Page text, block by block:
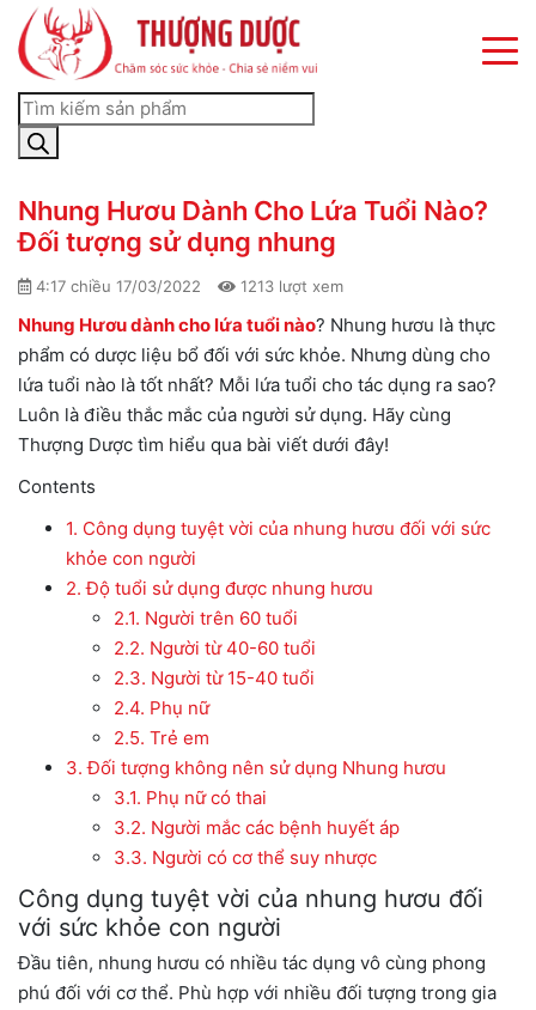
Nhung Hươu Dành Cho Lứa Tuổi Nào?
Đối tượng sử dụng nhung
4:17 chiều 17/03/2022 1213 lượt xem
Nhung Hươu dành cho lứa tuổi nào? Nhung hươu là thực
phẩm có dược liệu bổ đối với sức khỏe. Nhưng dùng cho
lứa tuổi nào là tốt nhất? Mỗi lứa tuổi cho tác dụng ra sao?
Luôn là điều thắc mắc của người sử dụng. Hãy cùng
Thượng Dược tìm hiểu qua bài viết dưới đây!
Contents
1. Công dụng tuyệt vời của nhung hươu đối với sức
khỏe con người
2. Độ tuổi sử dụng được nhung hươu
2.1. Người trên 60 tuổi
2.2. Người từ 40-60 tuổi
2.3. Người từ 15-40 tuổi
2.4. Phụ nữ
2.5. Trẻ em
3. Đối tượng không nên sử dụng Nhung hươu
3.1. Phụ nữ có thai
3.2. Người mắc các bệnh huyết áp
3.3. Người có cơ thể suy nhược
Công dụng tuyệt vời của nhung hươu đối
với sức khỏe con người
Đầu tiên, nhung hươu có nhiều tác dụng vô cùng phong
phú đối với cơ thể. Phù hợp với nhiều đối tượng trong gia